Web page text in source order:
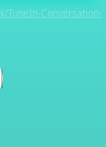
TuneIn-Conversation-